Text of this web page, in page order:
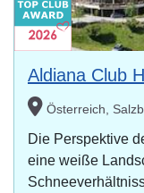
Aldiana Club
Österreich,
Die Perspektive
eine weiße